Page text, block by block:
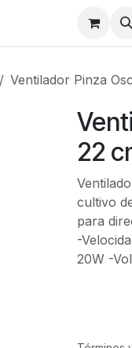
Ventilador Pinza
22
cultivo
para
-
20W -